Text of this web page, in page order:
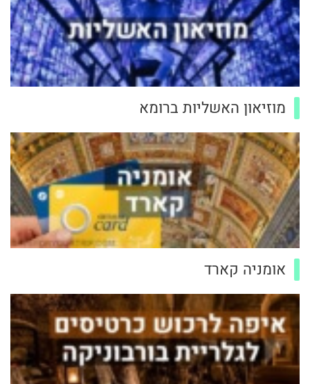
מוזיאון האשליות ברומא
אומניה קארד